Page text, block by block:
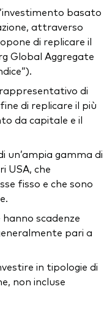
basato
attraverso
di replicare il
Global Aggregate
di
di replicare il più
da capitale e il
un’ampia gamma di
USA, che
fisso e che sono
hanno scadenze
pari a
in tipologie di
non incluse